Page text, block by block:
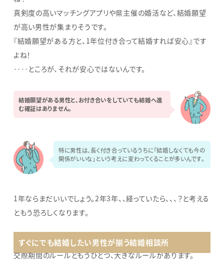
真剣度の高いマッチングアプリや県主催の婚活など、結婚願望
が高い男性が集まりそうです。
『結婚願望がある方と、1年位付き合って結婚すれば安心』です
よね！
‥‥ところが、それが安心ではないんです。
結婚願望がある男性と、お付き合いをしていても結婚へ進
む確証はありません。
特に男性は、長く付き合っているうちに「結婚しなくても今の
関係がいいな」という考えに変わってくることが多いんです。
1年ならまだいいでしょう。2年3年、、経っていたら、、、？と考える
ともう恐ろしくなります。
すぐにでも結婚したい男性が揃う結婚相談所
交際期間のルールともうひとつ、大きなルールがあります。